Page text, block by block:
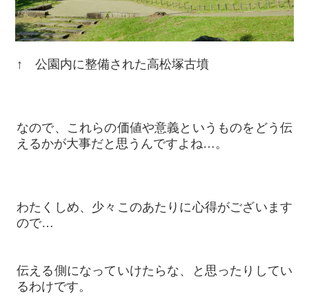
↑ 公園内に整備された高松塚古墳
なので、これらの価値や意義というものをどう伝
えるかが大事だと思うんですよね…。
わたくしめ、少々このあたりに心得がございます
ので…
伝える側になっていけたらな、と思ったりしてい
るわけです。